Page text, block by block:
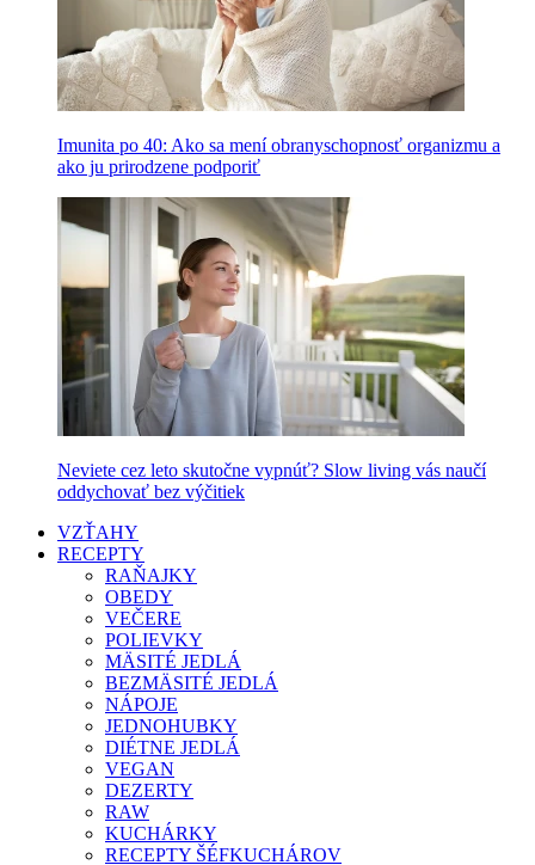
Imunita po 40: Ako sa mení obranyschopnosť organizmu a
ako ju prirodzene podporiť
Neviete cez leto skutočne vypnúť? Slow living vás naučí
oddychovať bez výčitiek
VZŤAHY
RECEPTY
RAŇAJKY
OBEDY
VEČERE
POLIEVKY
MÄSITÉ JEDLÁ
BEZMÄSITÉ JEDLÁ
NÁPOJE
JEDNOHUBKY
DIÉTNE JEDLÁ
VEGAN
DEZERTY
RAW
KUCHÁRKY
RECEPTY ŠÉFKUCHÁROV